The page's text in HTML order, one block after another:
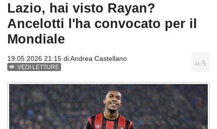
Lazio, hai visto Rayan?
Ancelotti l'ha convocato per il
Mondiale
19.05.2026 21:15 diAndrea Castellano
VEDI LETTURE